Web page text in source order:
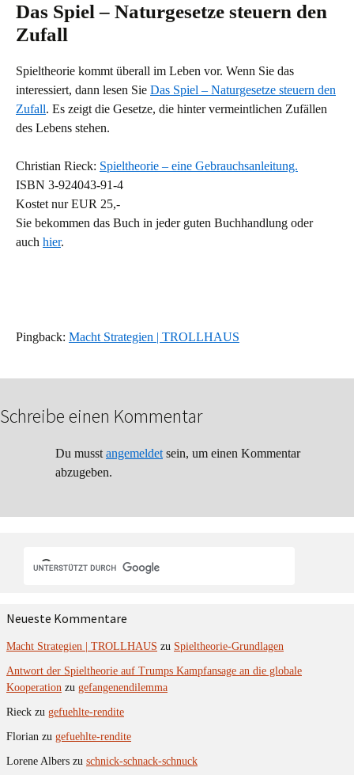
Das Spiel – Naturgesetze steuern den
Zufall
Spieltheorie kommt überall im Leben vor. Wenn Sie das
interessiert, dann lesen Sie Das Spiel – Naturgesetze steuern den
Zufall. Es zeigt die Gesetze, die hinter vermeintlichen Zufällen
des Lebens stehen.
Christian Rieck: Spieltheorie – eine Gebrauchsanleitung.
ISBN 3-924043-91-4
Kostet nur EUR 25,-
Sie bekommen das Buch in jeder guten Buchhandlung oder
auch hier.
Pingback: Macht Strategien | TROLLHAUS
Schreibe einen Kommentar
Du musst angemeldet sein, um einen Kommentar
abzugeben.
Neueste Kommentare
Macht Strategien | TROLLHAUS zu Spieltheorie-Grundlagen
Antwort der Spieltheorie auf Trumps Kampfansage an die globale
Kooperation zu gefangenendilemma
Rieck zu gefuehlte-rendite
Florian zu gefuehlte-rendite
Lorene Albers zu schnick-schnack-schnuck